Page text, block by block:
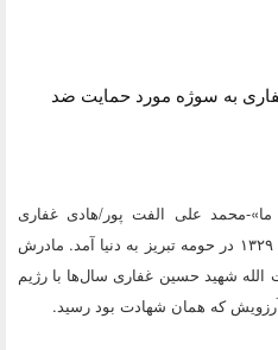
به سوژه مورد حمایت ضد
محمد علی الفت پور/هادی غفاری
فرزند آیت الله حسین غفاری در سال ۱۳۲۹ در حومه تبریز به دنیا آمد. مادرش
الله شهید حسین غفاری سال‌ها با رژیم
که همان شهادت بود رسید.